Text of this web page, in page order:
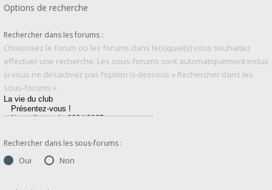
Options de recherche
Rechercher dans les forums :
Choisissez le forum ou les forums dans le(s)quel(s) vous souhaitez
effectuer une recherche. Les sous-forums sont automatiquement inclus
si vous ne désactivez pas l’option ci-dessous « Rechercher dans les
sous-forums ».
Rechercher dans les sous-forums :
Oui Non